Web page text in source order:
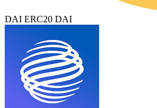
DAI ERC20 DAI